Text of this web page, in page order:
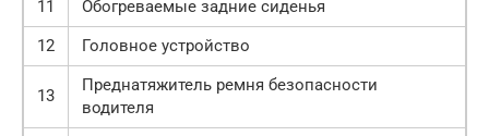
11
Обогреваемые задние сиденья
12
Головное устройство
13
Преднатяжитель ремня безопасности
водителя